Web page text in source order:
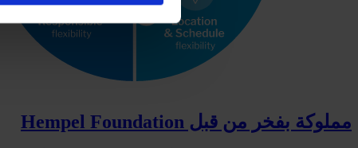
مملوكة بفخر من قبل Hempel Foundation